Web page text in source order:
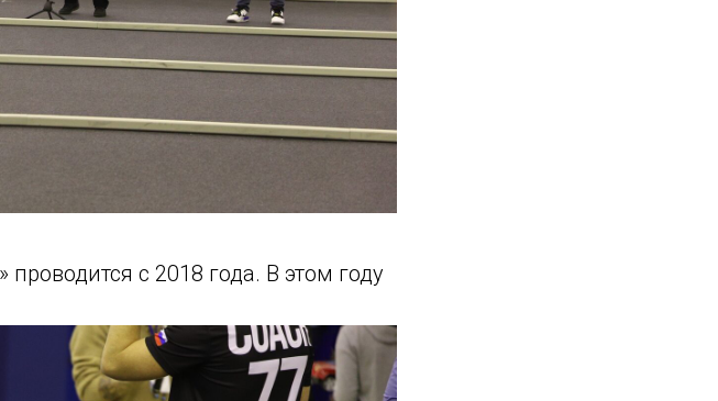
с 2018 года. В этом году